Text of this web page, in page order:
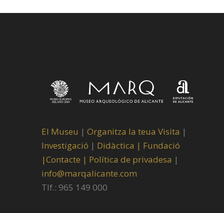
El Museu | Organitza la teua Visita |
Investigació | Didàctica | Fundació
|Contacte | Política de privadesa |
info@marqalicante.com
Tlf.: 965 149 000